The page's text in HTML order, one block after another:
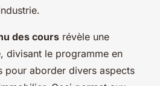
des cours révèle une
divisant le programme en
pour aborder divers aspects